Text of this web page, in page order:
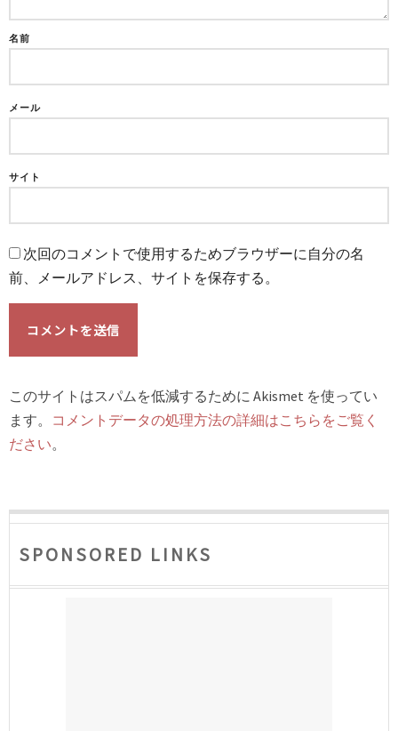
名前
メール
サイト
次回のコメントで使用するためブラウザーに自分の名
前、メールアドレス、サイトを保存する。
このサイトはスパムを低減するために Akismet を使ってい
ます。 コメントデータの処理方法の詳細はこちらをご覧く
ださい。
SPONSORED LINKS